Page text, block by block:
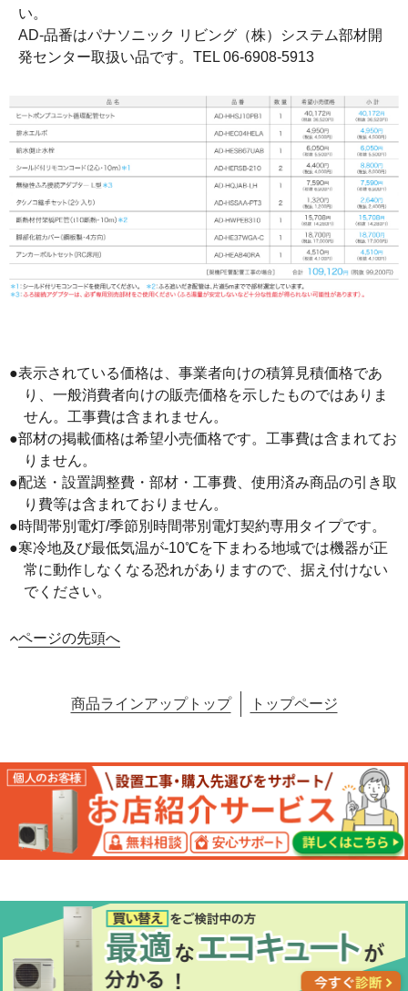
い。
AD-品番はパナソニック リビング（株）システム部材開
発センター取扱い品です。TEL 06-6908-5913
●表示されている価格は、事業者向けの積算見積価格であ
り、一般消費者向けの販売価格を示したものではありま
せん。工事費は含まれません。
●部材の掲載価格は希望小売価格です。工事費は含まれてお
りません。
●配送・設置調整費・部材・工事費、使用済み商品の引き取
り費等は含まれておりません。
●時間帯別電灯/季節別時間帯別電灯契約専用タイプです。
●寒冷地及び最低気温が-10℃を下まわる地域では機器が正
常に動作しなくなる恐れがありますので、据え付けない
でください。
ページの先頭へ
商品ラインアップトップ トップページ